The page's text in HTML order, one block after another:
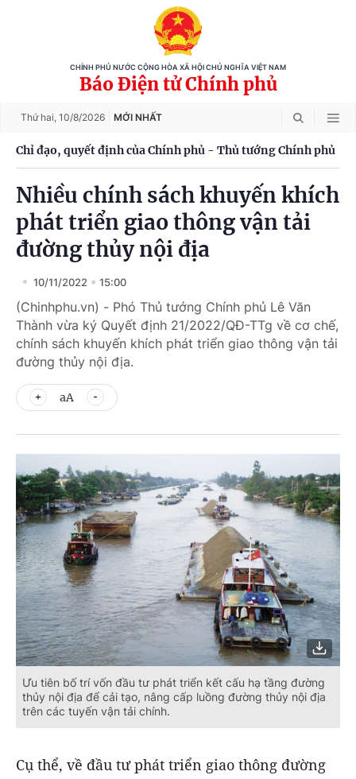
CHÍNH PHỦ NƯỚC CỘNG HÒA XÃ HỘI CHỦ NGHĨA VIỆT NAM
Báo Điện tử Chính phủ
Thứ hai, 10/8/2026 MỚI NHẤT
Chỉ đạo, quyết định của Chính phủ - Thủ tướng Chính phủ
Nhiều chính sách khuyến khích
phát triển giao thông vận tải
đường thủy nội địa
10/11/2022 15:00
(Chinhphu.vn) - Phó Thủ tướng Chính phủ Lê Văn
Thành vừa ký Quyết định 21/2022/QĐ-TTg về cơ chế,
chính sách khuyến khích phát triển giao thông vận tải
đường thủy nội địa.
aA
Ưu tiên bố trí vốn đầu tư phát triển kết cấu hạ tầng đường
thủy nội địa để cải tạo, nâng cấp luồng đường thủy nội địa
trên các tuyến vận tải chính.
Cụ thể, về đầu tư phát triển giao thông đường